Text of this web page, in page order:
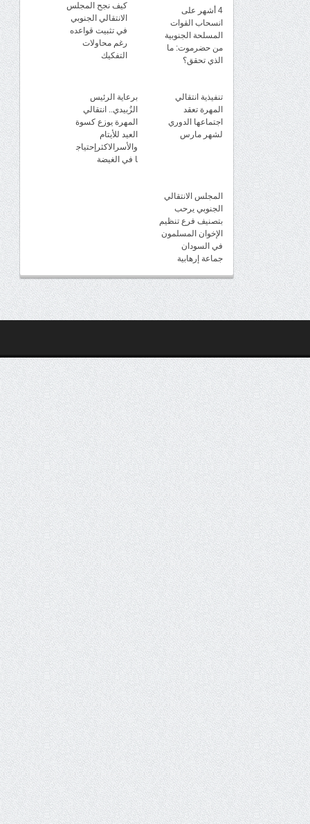
4 أشهر على
انسحاب القوات
المسلحة الجنوبية
من حضرموت: ما
الذي تحقق؟
كيف نجح المجلس
الانتقالي الجنوبي
في تثبيت قواعده
رغم محاولات
التفكيك
تنفيذية انتقالي
المهرة تعقد
اجتماعها الدوري
لشهر مارس
برعاية الرئيس
الزُبيدي.. انتقالي
المهرة يوزع كسوة
العيد للأيتام
والأسرالاكثرإحتياج
ا في الغيضة
المجلس الانتقالي
الجنوبي يرحب
بتصنيف فرع تنظيم
الإخوان المسلمون
في السودان
جماعة إرهابية